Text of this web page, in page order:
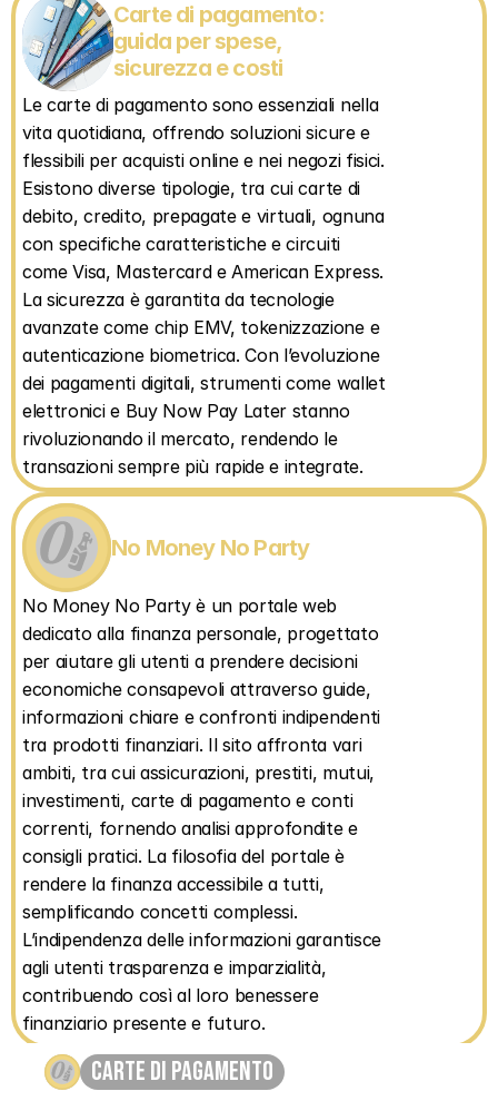
Carte di pagamento:
guida per spese,
sicurezza e costi
Le carte di pagamento sono essenziali nella
vita quotidiana, offrendo soluzioni sicure e
flessibili per acquisti online e nei negozi fisici.
Esistono diverse tipologie, tra cui carte di
debito, credito, prepagate e virtuali, ognuna
con specifiche caratteristiche e circuiti
come Visa, Mastercard e American Express.
La sicurezza è garantita da tecnologie
avanzate come chip EMV, tokenizzazione e
autenticazione biometrica. Con l’evoluzione
dei pagamenti digitali, strumenti come wallet
elettronici e Buy Now Pay Later stanno
rivoluzionando il mercato, rendendo le
transazioni sempre più rapide e integrate.
No Money No Party
No Money No Party è un portale web
dedicato alla finanza personale, progettato
per aiutare gli utenti a prendere decisioni
economiche consapevoli attraverso guide,
informazioni chiare e confronti indipendenti
tra prodotti finanziari. Il sito affronta vari
ambiti, tra cui assicurazioni, prestiti, mutui,
investimenti, carte di pagamento e conti
correnti, fornendo analisi approfondite e
consigli pratici. La filosofia del portale è
rendere la finanza accessibile a tutti,
semplificando concetti complessi.
L’indipendenza delle informazioni garantisce
agli utenti trasparenza e imparzialità,
contribuendo così al loro benessere
finanziario presente e futuro.
carte di pagamento